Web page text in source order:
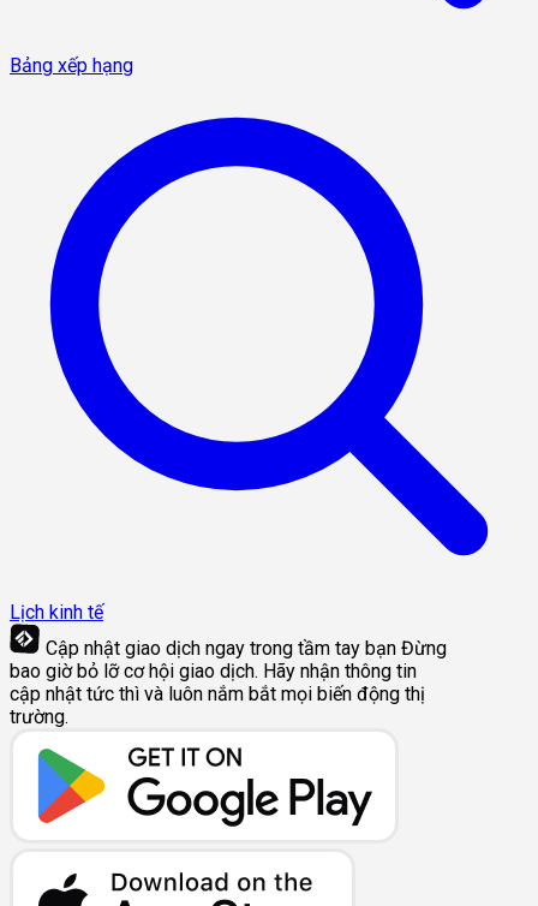
Bảng xếp hạng
Lịch kinh tế
Cập nhật giao dịch ngay trong tầm tay bạn Đừng
bao giờ bỏ lỡ cơ hội giao dịch. Hãy nhận thông tin
cập nhật tức thì và luôn nắm bắt mọi biến động thị
trường.